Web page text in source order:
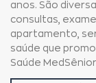
anos. São
consultas,
apartamento,
saúde que
Saúde